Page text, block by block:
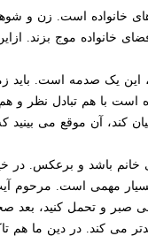
خانواده است. زن و شوهر
موج بزند.
صدمه است. باید زمان
با هم تبادل نظر و هم
کند، آن موقع می بینید
باشد و برعکس. در
مهمی است. مرحوم
صبر و تحمل کنید، بعد
می کند. در دین ما هم